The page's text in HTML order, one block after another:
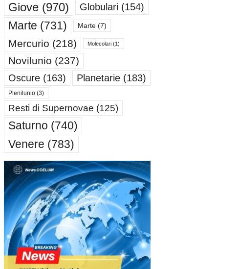
Giove(970) Globulari (154)
Marte (731) Marte(7)
Mercurio (218) Molecolari(1)
Novilunio (237)
Oscure(163) Planetarie(183)
Plenilunio(3)
Resti di Supernovae (125)
Saturno (740)
Venere (783)